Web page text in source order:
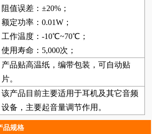
阻值误差：±20%；
额定功率：0.01W；
工作温度：-10℃~70℃；
使用寿命：5,000次；
产品贴高温纸，编带包装，可自动贴
片。
该产品目前主要适用于耳机及其它音频
设备，主要起音量调节作用。
品规格